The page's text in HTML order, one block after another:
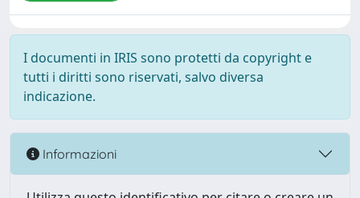
I documenti in IRIS sono protetti da copyright e
tutti i diritti sono riservati, salvo diversa
indicazione.
Informazioni